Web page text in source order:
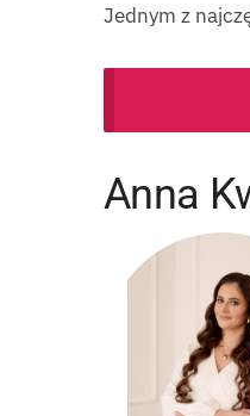
Jednym z
Anna